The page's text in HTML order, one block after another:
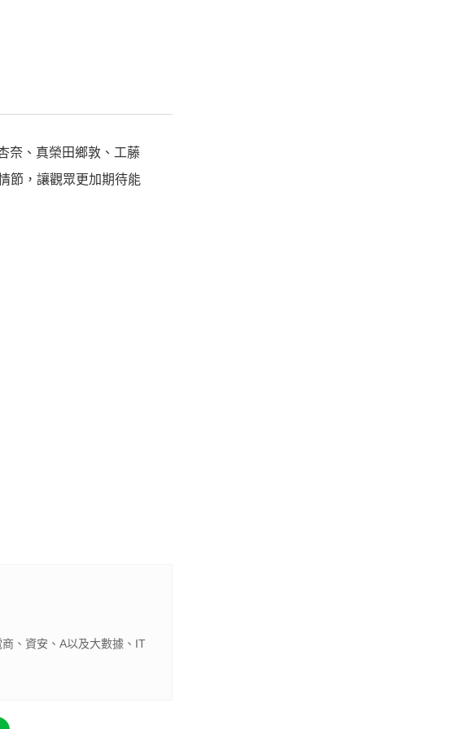
奈、真榮田鄉敦、工藤
節，讓觀眾更加期待能
、資安、A以及大數據、IT